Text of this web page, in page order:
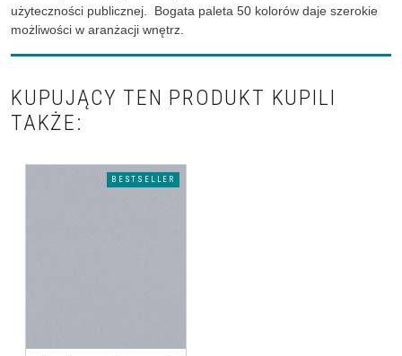
użyteczności publicznej. Bogata paleta 50 kolorów daje szerokie
możliwości w aranżacji wnętrz.
KUPUJĄCY TEN PRODUKT KUPILI
TAKŻE:
BESTSELLER